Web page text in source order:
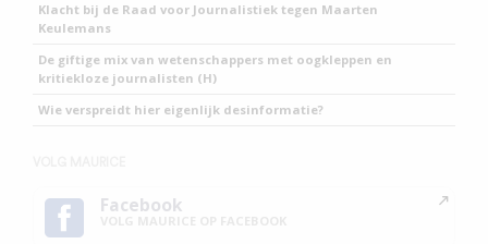
Klacht bij de Raad voor Journalistiek tegen Maarten
Keulemans
De giftige mix van wetenschappers met oogkleppen en
kritiekloze journalisten (H)
Wie verspreidt hier eigenlijk desinformatie?
Facebook